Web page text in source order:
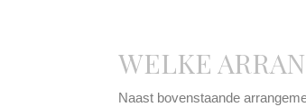
WELKE
Naast bovenstaande